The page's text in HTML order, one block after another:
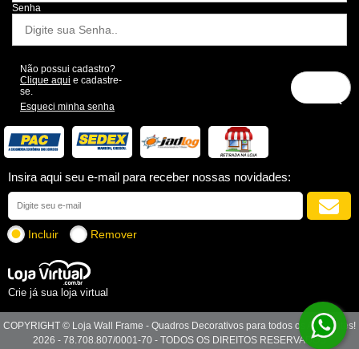
Senha
Não possui cadastro?
Clique aqui e cadastre-
se.
Esqueci minha senha
Insira aqui seu e-mail para receber nossas novidades:
Incluir Remover
Crie já sua loja virtual
COPYRIGHT © Loja Wall Frame - Quadros Decorativos para todos os Ambientes!
2026 - 78.708.807/0001-70 - TODOS OS DIREITOS RESERVADOS